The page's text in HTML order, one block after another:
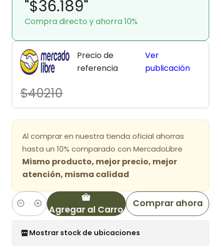
"$36.189"
Compra directo y ahorra 10%
Precio de
referencia
$40210
Ver
publicación
Al comprar en nuestra tienda oficial ahorras
hasta un 10% comparado con MercadoLibre
Mismo producto, mejor precio, mejor
atención, misma calidad
Cantidad Agregar al Carro
Comprar ahora
Mostrar stock de ubicaciones